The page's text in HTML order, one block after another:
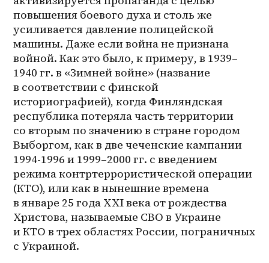
повышения боевого духа и столь же
усиливается давление полицейской
машины. Даже если война не признана
войной. Как это было, к примеру, в 1939–
1940 гг. в «Зимней войне» (название
в соответствии с финской
историографией), когда Финляндская
республика потеряла часть территории
со вторым по значению в стране городом
Выборгом, как в две чеченские кампании
1994-1996 и 1999–2000 гг. с введением
режима контртеррористической операции
(КТО), или как в нынешние времена
в январе 25 года ХХI века от рождества
Христова, называемые СВО в Украине
и КТО в трех областях России, пограничных
с Украиной.